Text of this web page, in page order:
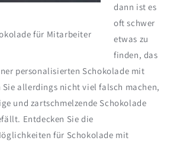
für Mitarbeiter
dann ist es
oft schwer
etwas zu
finden, das
personalisierten Schokolade mit
Sie allerdings nicht viel falsch machen,
und zartschmelzende Schokolade
Entdecken Sie die
für Schokolade mit